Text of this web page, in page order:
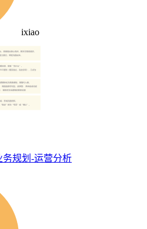
ixiao
务规划-运营分析